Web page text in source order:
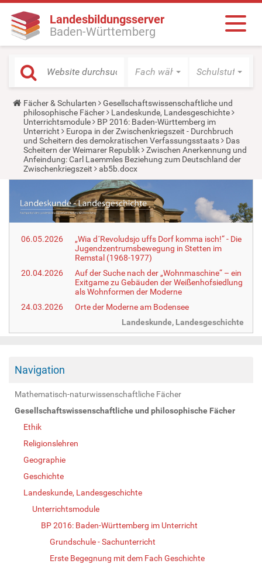
Landesbildungsserver
Baden-Württemberg
Fach wählen Schulstufe
Y
o
u
a
r
e
h
e
r
Fächer & Schularten
Gesellschaftswissenschaftliche und
philosophische Fächer
Landeskunde, Landesgeschichte
Unterrichtsmodule
BP 2016: Baden-Württemberg im
Unterricht
Europa in der Zwischenkriegszeit - Durchbruch
und Scheitern des demokratischen Verfassungsstaats
Das
Scheitern der Weimarer Republik
Zwischen Anerkennung und
Anfeindung: Carl Laemmles Beziehung zum Deutschland der
Zwischenkriegszeit
ab5b.docx
06.05.2026
„Wia d´Revoludsjo uffs Dorf komma isch!“ - Die
Jugendzentrumsbewegung in Stetten im
Remstal (1968-1977)
20.04.2026
Auf der Suche nach der „Wohnmaschine“ – ein
Exitgame zu Gebäuden der Weißenhofsiedlung
als Wohnformen der Moderne
24.03.2026
Orte der Moderne am Bodensee
Landeskunde, Landesgeschichte
Navigation
Mathematisch-naturwissenschaftliche Fächer
Gesellschaftswissenschaftliche und philosophische Fächer
Ethik
Religionslehren
Geographie
Geschichte
Landeskunde, Landesgeschichte
Unterrichtsmodule
BP 2016: Baden-Württemberg im Unterricht
Grundschule - Sachunterricht
Erste Begegnung mit dem Fach Geschichte